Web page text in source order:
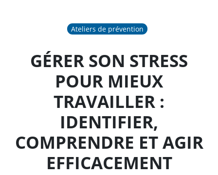
Ateliers de prévention
GÉRER SON STRESS
POUR MIEUX
TRAVAILLER :
IDENTIFIER,
COMPRENDRE ET AGIR
EFFICACEMENT